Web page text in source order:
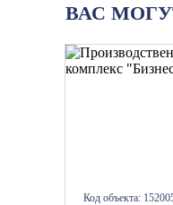
ВАС
Код объекта: